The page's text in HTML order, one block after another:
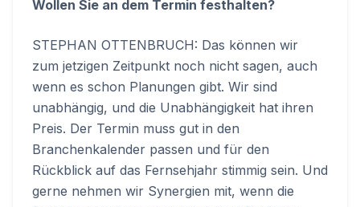
Wollen Sie an dem Termin festhalten?
STEPHAN OTTENBRUCH: Das können wir
zum jetzigen Zeitpunkt noch nicht sagen, auch
wenn es schon Planungen gibt. Wir sind
unabhängig, und die Unabhängigkeit hat ihren
Preis. Der Termin muss gut in den
Branchenkalender passen und für den
Rückblick auf das Fernsehjahr stimmig sein. Und
gerne nehmen wir Synergien mit, wenn die